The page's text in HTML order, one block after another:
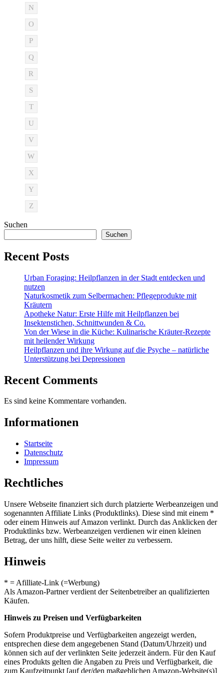
N
O
P
Q
R
S
T
U
V
W
X
Y
Z
Suchen
Suchen
Recent Posts
Urban Foraging: Heilpflanzen in der Stadt entdecken und
nutzen
Naturkosmetik zum Selbermachen: Pflegeprodukte mit
Kräutern
Apotheke Natur: Erste Hilfe mit Heilpflanzen bei
Insektenstichen, Schnittwunden & Co.
Von der Wiese in die Küche: Kulinarische Kräuter-Rezepte
mit heilender Wirkung
Heilpflanzen und ihre Wirkung auf die Psyche – natürliche
Unterstützung bei Depressionen
Recent Comments
Es sind keine Kommentare vorhanden.
Informationen
Startseite
Datenschutz
Impressum
Rechtliches
Unsere Webseite finanziert sich durch platzierte Werbeanzeigen und
sogenannten Affiliate Links (Produktlinks). Diese sind mit einem *
oder einem Hinweis auf Amazon verlinkt. Durch das Anklicken der
Produktlinks bzw. Werbeanzeigen verdienen wir einen kleinen
Betrag, der uns hilft, diese Seite weiter zu verbessern.
Hinweis
* = Afilliate-Link (=Werbung)
Als Amazon-Partner verdient der Seitenbetreiber an qualifizierten
Käufen.
Hinweis zu Preisen und Verfügbarkeiten
Sofern Produktpreise und Verfügbarkeiten angezeigt werden,
entsprechen diese dem angegebenen Stand (Datum/Uhrzeit) und
können sich auf der verlinkten Seite jederzeit ändern. Für den Kauf
eines Produkts gelten die Angaben zu Preis und Verfügbarkeit, die
zum Kaufzeitpunkt [auf der/den maßgeblichen Amazon-Website(s)]